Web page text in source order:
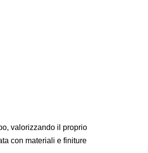
valorizzando il proprio
con materiali e finiture